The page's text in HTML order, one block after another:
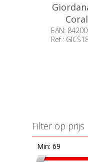
EAN:
Ref.:
stuks op
Filter op prijs
Min: 69